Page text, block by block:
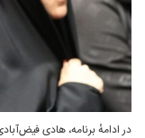
در ادامهٔ برنامه، هادی